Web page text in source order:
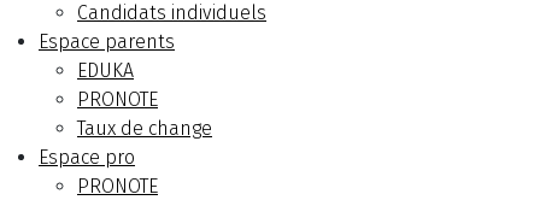
Candidats individuels
Espace parents
EDUKA
PRONOTE
Taux de change
Espace pro
PRONOTE